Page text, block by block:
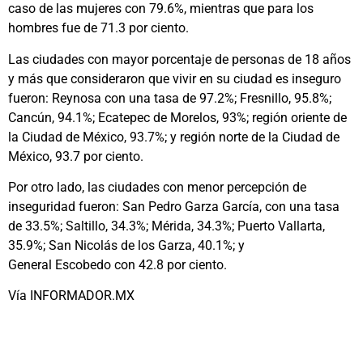
caso de las mujeres con 79.6%, mientras que para los
hombres fue de 71.3 por ciento.
Las ciudades con mayor porcentaje de personas de 18 años
y más que consideraron que vivir en su ciudad es inseguro
fueron: Reynosa con una tasa de 97.2%; Fresnillo, 95.8%;
Cancún, 94.1%; Ecatepec de Morelos, 93%; región oriente de
la Ciudad de México, 93.7%; y región norte de la Ciudad de
México, 93.7 por ciento.
Por otro lado, las ciudades con menor percepción de
inseguridad fueron: San Pedro Garza García, con una tasa
de 33.5%; Saltillo, 34.3%; Mérida, 34.3%; Puerto Vallarta,
35.9%; San Nicolás de los Garza, 40.1%; y
General Escobedo con 42.8 por ciento.
Vía INFORMADOR.MX